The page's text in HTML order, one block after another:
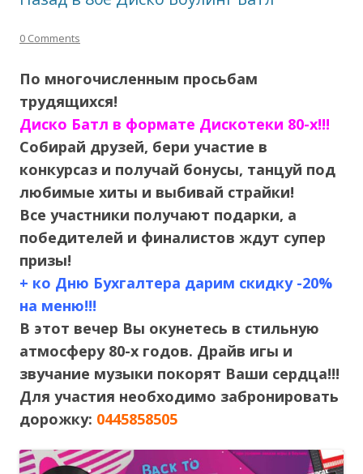
0 Comments
По многочисленным просьбам
трудящихся!
Диско Батл в формате Дискотеки 80-х!!!
Собирай друзей, бери участие в
конкурсаз и получай бонуcы, танцуй под
любимые хиты и выбивай страйки!
Все участники получают подарки, а
победителей и финалистов ждут супер
призы!
+ ко Дню Бухгалтера дарим скидку -20%
на меню!!!
В этот вечер Вы окунетесь в стильную
атмосферу 80-х годов. Драйв игы и
звучание музыки покорят Ваши сердца!!!
Для участия необходимо забронировать
дорожку: 0445858505